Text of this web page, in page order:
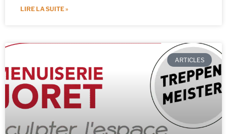
LIRE LA SUITE »
ARTICLES